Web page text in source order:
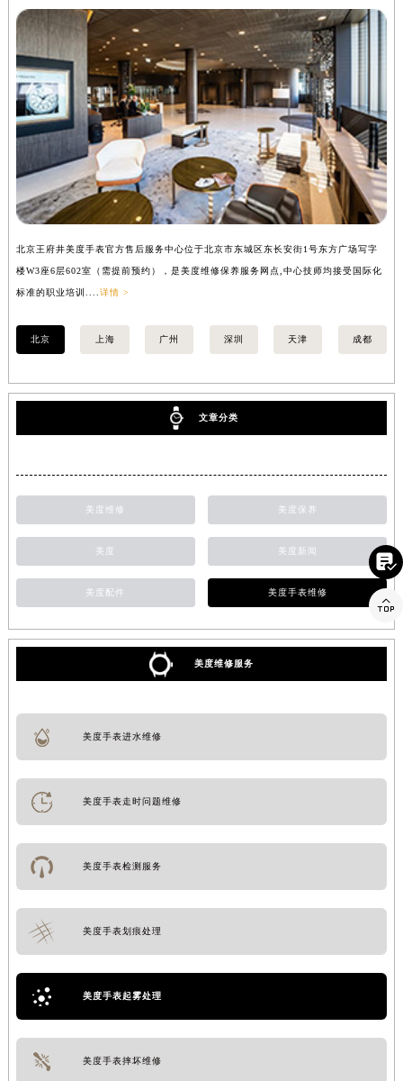
北京王府井美度手表官方售后服务中心位于北京市东城区东长安街1号东方广场写字
楼W3座6层602室（需提前预约），是美度维修保养服务网点,中心技师均接受国际化
标准的职业培训.... 详情 >
北京 上海 广州 深圳 天津 成都
文章分类
美度维修 美度保养
美度 美度新闻
美度配件 美度手表维修
美度维修服务
美度手表进水维修
美度手表走时问题维修
美度手表检测服务
美度手表划痕处理
美度手表起雾处理
美度手表摔坏维修

